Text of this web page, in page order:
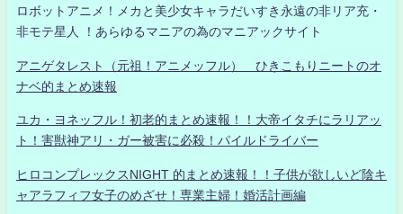
ロボットアニメ！メカと美少女キャラだいすき永遠の非リア充・
非モテ星人 ！あらゆるマニアの為のマニアックサイト
アニゲタレスト（元祖！アニメッフル） ひきこもりニートのオ
ナベ的まとめ速報
ユカ・ヨネッフル！初老的まとめ速報！！大帝イタチにラリアッ
ト！害獣神アリ・ガー被害に必殺！パイルドライバー
ヒロコンプレックスNIGHT 的まとめ速報！！子供が欲しいど陰キ
ャアラフィフ女子のめざせ！専業主婦！婚活計画編